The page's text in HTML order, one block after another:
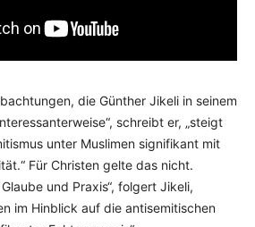
die Günther Jikeli in seinem
schreibt er, „steigt
unter Muslimen signifikant mit
Für Christen gelte das nicht.
und Praxis“, folgert Jikeli,
im Hinblick auf die antisemitischen